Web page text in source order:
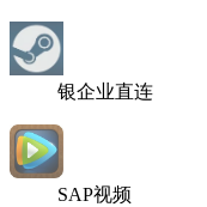
银企业直连
SAP视频